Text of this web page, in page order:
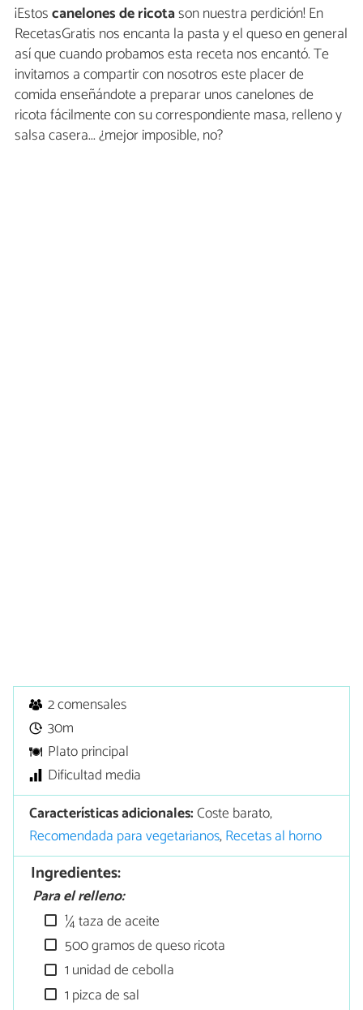
¡Estoscanelones de ricotason nuestra perdición! En
RecetasGratis nos encanta la pasta y el queso en general
así que cuando probamos esta receta nos encantó. Te
invitamos a compartir con nosotros este placer de
comida enseñándote a preparar unos canelones de
ricota fácilmente con su correspondiente masa, relleno y
salsa casera... ¿mejor imposible, no?
2 comensales
30m
Plato principal
Dificultad media
Características adicionales:Coste barato,
Recomendada para vegetarianos,Recetas al horno
Ingredientes:
Para el relleno:
¼ taza de aceite
500 gramos de queso ricota
1 unidad de cebolla
1 pizca de sal